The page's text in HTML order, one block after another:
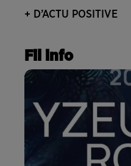
+ D’ACTU POSITIVE
Fil info